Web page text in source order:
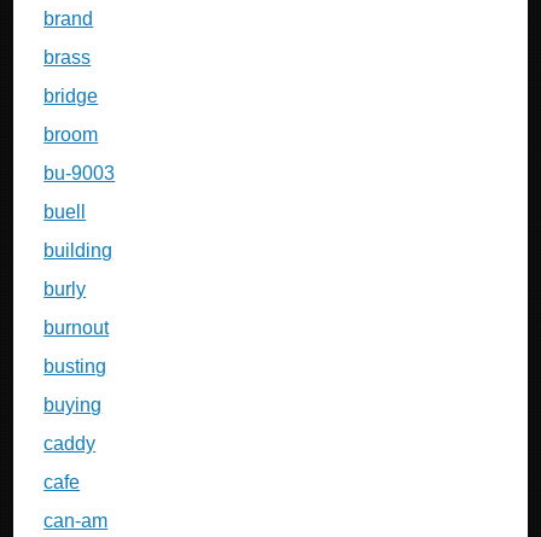
brand
brass
bridge
broom
bu-9003
buell
building
burly
burnout
busting
buying
caddy
cafe
can-am